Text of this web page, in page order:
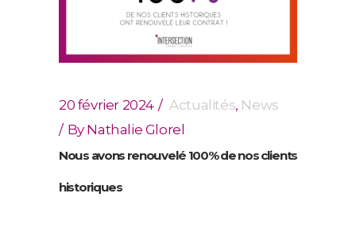
20 février 2024 Actualités, News
By Nathalie Glorel
Nous avons renouvelé 100% de nos clients
historiques